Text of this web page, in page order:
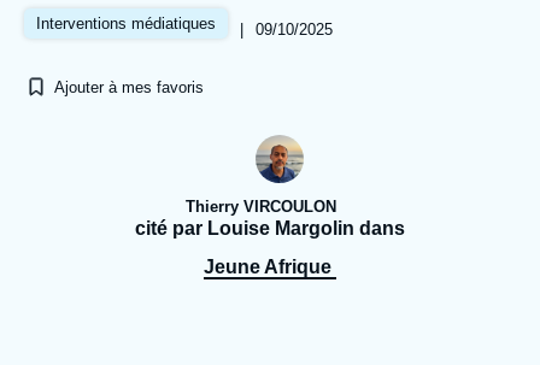
Se connecter
À propos de l'Ifri
Proche-Orient
Interventions médiatiques | 09/10/2025
Ajouter à mes favoris
Thierry VIRCOULON
cité par Louise Margolin dans
Jeune Afrique